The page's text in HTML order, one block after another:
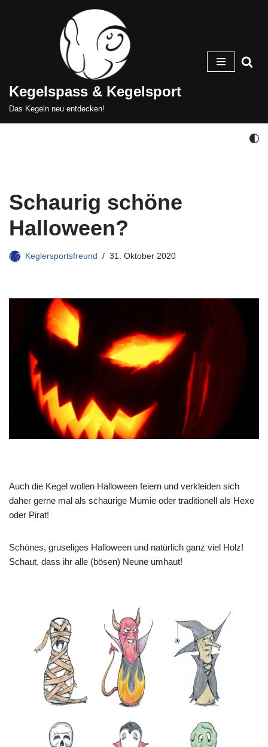
Kegelspass & Kegelsport
Das Kegeln neu entdecken!
Schaurig schöne
Halloween?
Keglersportsfreund 31. Oktober 2020
Auch die Kegel wollen Halloween feiern und verkleiden sich
daher gerne mal als schaurige Mumie oder traditionell als Hexe
oder Pirat!
Schönes, gruseliges Halloween und natürlich ganz viel Holz!
Schaut, dass ihr alle (bösen) Neune umhaut!